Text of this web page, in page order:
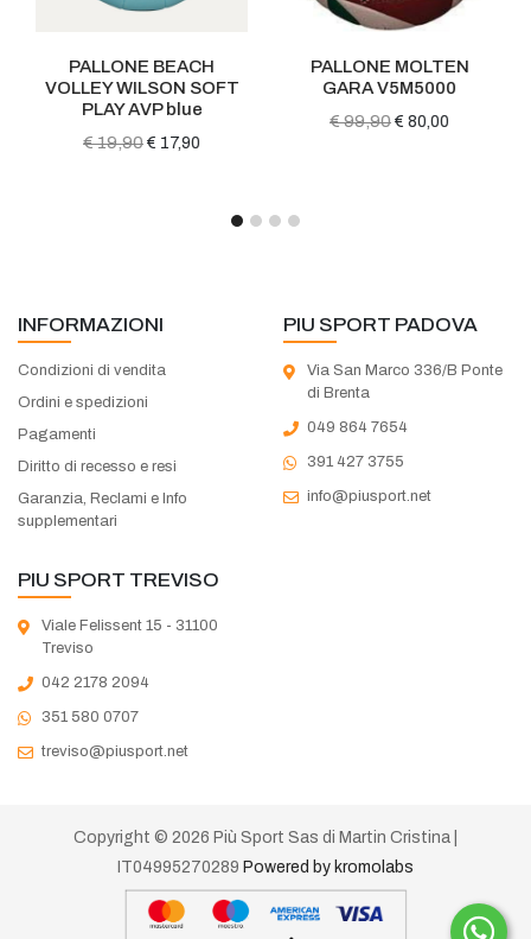
PALLONE BEACH
VOLLEY WILSON SOFT
PLAY AVP blue
€ 19,90 € 17,90
PALLONE MOLTEN
GARA V5M5000
€ 99,90 € 80,00
INFORMAZIONI
Condizioni di vendita
Ordini e spedizioni
Pagamenti
Diritto di recesso e resi
Garanzia, Reclami e Info
supplementari
PIU SPORT PADOVA
Via San Marco 336/B Ponte
di Brenta
049 864 7654
391 427 3755
info@piusport.net
PIU SPORT TREVISO
Viale Felissent 15 - 31100
Treviso
042 2178 2094
351 580 0707
treviso@piusport.net
Copyright © 2026 Più Sport Sas di Martin Cristina |
IT04995270289 Powered by kromolabs